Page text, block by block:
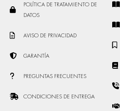
POLÍTICA DE TRATAMIENTO DE
DATOS
AVISO DE PRIVACIDAD
GARANTÍA
PREGUNTAS FRECUENTES
CONDICIONES DE ENTREGA